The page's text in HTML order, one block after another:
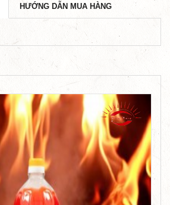
HƯỚNG DẪN MUA HÀNG